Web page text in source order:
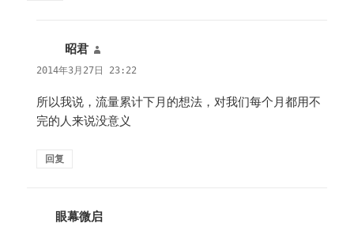
昭君
道：
2014年3月27日 23:22
所以我说，流量累计下月的想法，对我们每个月都用不
完的人来说没意义
回复
眼幕微启